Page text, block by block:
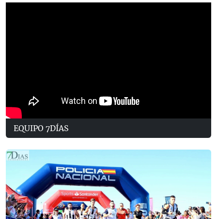
EQUIPO 7DÍAS